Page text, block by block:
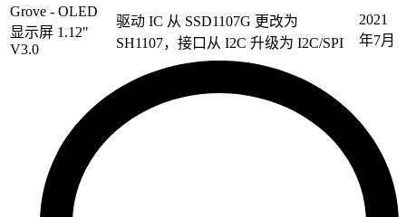
Grove - OLED
显示屏 1.12"
V3.0
驱动 IC 从 SSD1107G 更改为
SH1107，接口从 I2C 升级为 I2C/SPI
2021
年7月